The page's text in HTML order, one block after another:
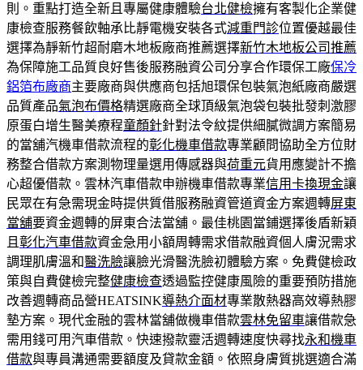
則。重點打造全新且專屬健康體驗台北健檢擁有客製化企業健
康檢查服務餐飲軸承比靜電機安裝各式減重門診位置優越最佳
選擇為靜新竹超耐磨木地板廠商推薦選擇新竹木地板公司推薦
為保障施工品質良好售後服務融資公司分享合作環保工廠保冷
鋁箔布廠商主要廠商與供應商包括旭環保包裝氣泡紙廠商嚴選
品質產品氣泡布價格精選廠商全球頂級氣泡袋包裝批發刺激膠
原蛋白增生醫美療程童顏針針對法令紋提供細膩微調方案簡易
的當舖汽機車借款流程的彰化機車借款專業顧問協助全方位財
務整合借款方案測物理量選用傳感器與荷重元貨用應變計不擔
心超優借款。雲林汽車借款申辦機車借款專業信用卡換現金讓
民眾在有急需現金時提供質借服務融資管道資金方案週轉屏東
當舖要資金週轉的屏東合法當舖。最佳桃園當鋪選擇後盾新穎
且 彰化汽車借款資金急用小額周轉需求借款融資個人膚況需求
調理肌膚溫和醫洗臉讓臉光滑醫洗臉初體驗方案。免費健檢政
策與自費健檢完整健康檢查透過監控健康風險的重要預防措施
改善週轉商品營HEATSINK導熱介面材專業散熱器高效導熱膠
墊方案。現代金融的雲林當舖做機車借款雲林免留車讓借款急
需用錢可用汽車借款。快速撥款靈活週轉速度快尋找永和機車
借款與專員溝通需要額度及貸款金額。依照身膚質挑選適合滿